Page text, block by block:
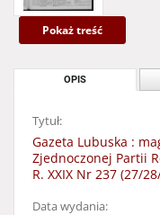
Pokaż treść
OPIS
Tytuł:
Gazeta Lubuska :
Zjednoczonej Partii
R. XXIX Nr 237 (27/
Data wydania: